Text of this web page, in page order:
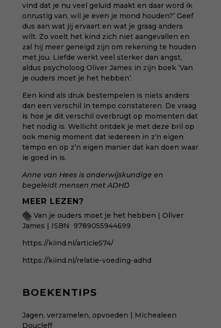
vind dat je nu veel geluid maakt en daar word ik
onrustig van, wil je even je mond houden?’ Geef
dus aan wat jij ervaart en wat je graag anders
wilt. Zo voelt het kind zich niet aangevallen en
zal hij meer geneigd zijn om rekening te houden
met jou. Liefde werkt veel sterker dan angst,
aldus psycholoog Oliver James in zijn boek ‘Van
je ouders moet je het hebben’.
Een kind als druk bestempelen is niets anders
dan een verschil in tempo constateren. De vraag
is hoe je dit verschil overbrugt op momenten dat
het nodig is. Wellicht ontdek je met deze bril op
ook menig moment dat iedereen in z’n eigen
tempo en op z’n eigen manier dat kan doen waar
ie goed in is.
Anne van Hees is onderwijskundige en
begeleidt mensen metADHD
MEER LEZEN?
Van je ouders moet je het hebben | Oliver
James | ISBN 9789055944699
https://kiind.nl/article574/
https://kiind.nl/relatie-voeding-adhd
BOEKENTIPS
Jagen, verzamelen, opvoeden | Michealeen
Doucleff